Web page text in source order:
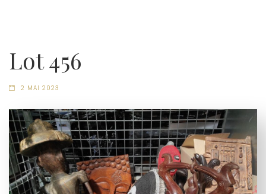
Lot 456
2 MAI 2023